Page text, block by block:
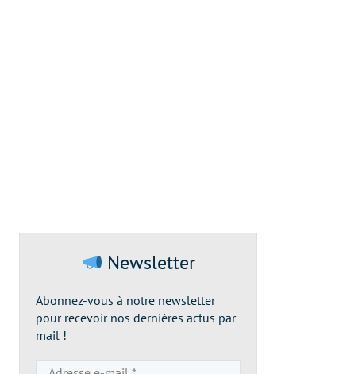
Newsletter
Abonnez-vous à notre newsletter
pour recevoir nos dernières actus par
mail !